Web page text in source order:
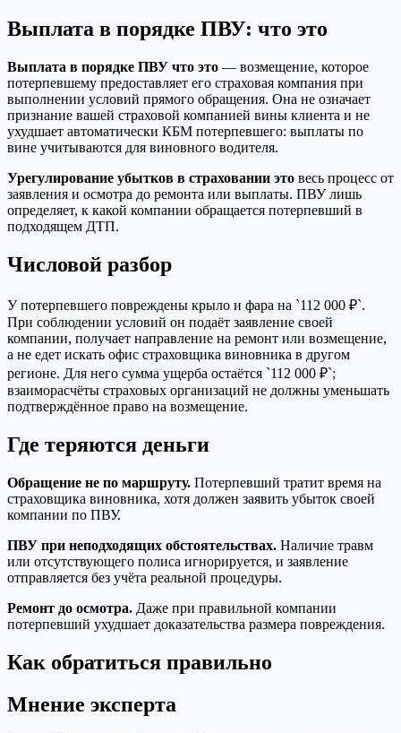
Выплата в порядке ПВУ: что это
Выплата в порядке ПВУ что это — возмещение, которое
потерпевшему предоставляет его страховая компания при
выполнении условий прямого обращения. Она не означает
признание вашей страховой компанией вины клиента и не
ухудшает автоматически КБМ потерпевшего: выплаты по
вине учитываются для виновного водителя.
Урегулирование убытков в страховании это весь процесс от
заявления и осмотра до ремонта или выплаты. ПВУ лишь
определяет, к какой компании обращается потерпевший в
подходящем ДТП.
Числовой разбор
У потерпевшего повреждены крыло и фара на `112 000 ₽`.
При соблюдении условий он подаёт заявление своей
компании, получает направление на ремонт или возмещение,
а не едет искать офис страховщика виновника в другом
регионе. Для него сумма ущерба остаётся `112 000 ₽`;
взаиморасчёты страховых организаций не должны уменьшать
подтверждённое право на возмещение.
Где теряются деньги
Обращение не по маршруту. Потерпевший тратит время на
страховщика виновника, хотя должен заявить убыток своей
компании по ПВУ.
ПВУ при неподходящих обстоятельствах. Наличие травм
или отсутствующего полиса игнорируется, и заявление
отправляется без учёта реальной процедуры.
Ремонт до осмотра. Даже при правильной компании
потерпевший ухудшает доказательства размера повреждения.
Как обратиться правильно
Мнение эксперта